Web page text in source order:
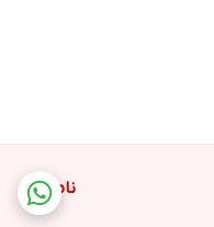
ناموجود